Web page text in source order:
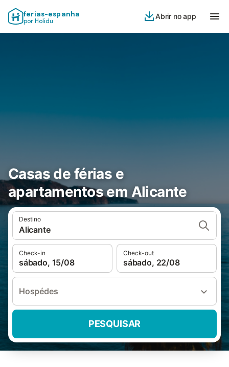
ferias-espanha
por Holidu
Abrir no app
Casas de férias e
apartamentos em Alicante
Destino
Alicante
Check-in
sábado, 15/08
Check-out
sábado, 22/08
Hospédes
PESQUISAR